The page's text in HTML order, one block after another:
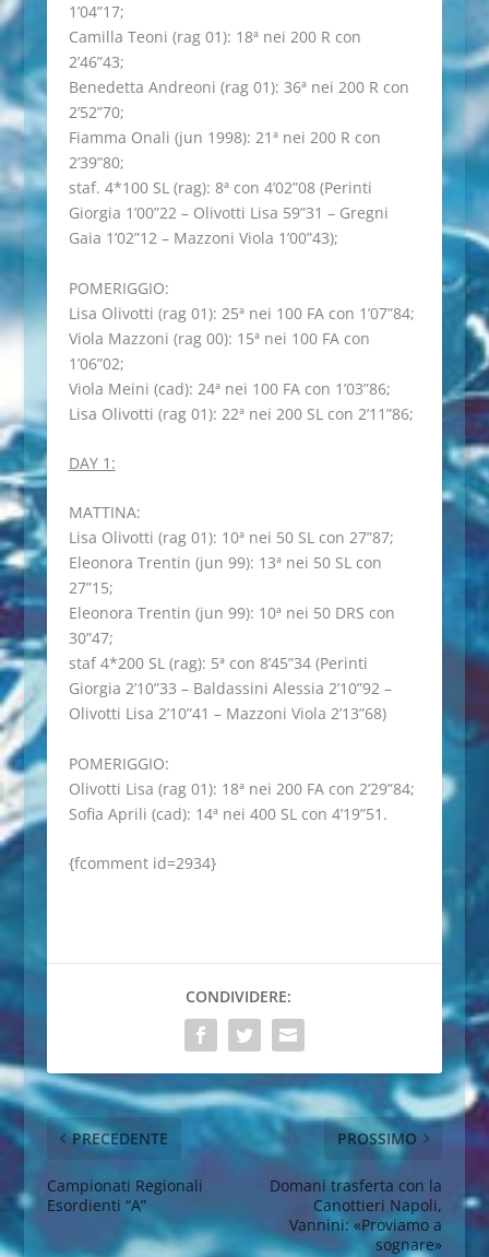
1’04”17;
Camilla Teoni (rag 01): 18ª nei 200 R con
2’46”43;
Benedetta Andreoni (rag 01): 36ª nei 200 R con
2’52”70;
Fiamma Onali (jun 1998): 21ª nei 200 R con
2’39”80;
staf. 4*100 SL (rag): 8ª con 4’02”08 (Perinti
Giorgia 1’00”22 – Olivotti Lisa 59”31 – Gregni
Gaia 1’02”12 – Mazzoni Viola 1’00”43);
POMERIGGIO:
Lisa Olivotti (rag 01): 25ª nei 100 FA con 1’07”84;
Viola Mazzoni (rag 00): 15ª nei 100 FA con
1’06”02;
Viola Meini (cad): 24ª nei 100 FA con 1’03”86;
Lisa Olivotti (rag 01): 22ª nei 200 SL con 2’11”86;
DAY 1:
MATTINA:
Lisa Olivotti (rag 01): 10ª nei 50 SL con 27”87;
Eleonora Trentin (jun 99): 13ª nei 50 SL con
27”15;
Eleonora Trentin (jun 99): 10ª nei 50 DRS con
30”47;
staf 4*200 SL (rag): 5ª con 8’45”34 (Perinti
Giorgia 2’10”33 – Baldassini Alessia 2’10”92 –
Olivotti Lisa 2’10”41 – Mazzoni Viola 2’13”68)
POMERIGGIO:
Olivotti Lisa (rag 01): 18ª nei 200 FA con 2’29”84;
Sofia Aprili (cad): 14ª nei 400 SL con 4’19”51.
{fcomment id=2934}
CONDIVIDERE:
PRECEDENTE
Campionati Regionali
Esordienti “A”
PROSSIMO
Domani trasferta con la
Canottieri Napoli,
Vannini: «Proviamo a
sognare»